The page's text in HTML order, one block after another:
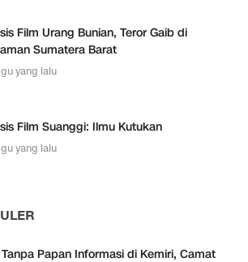
Film Urang Bunian, Teror Gaib di
Sumatera Barat
yang lalu
Film Suanggi: Ilmu Kutukan
yang lalu
Papan Informasi di Kemiri, Camat